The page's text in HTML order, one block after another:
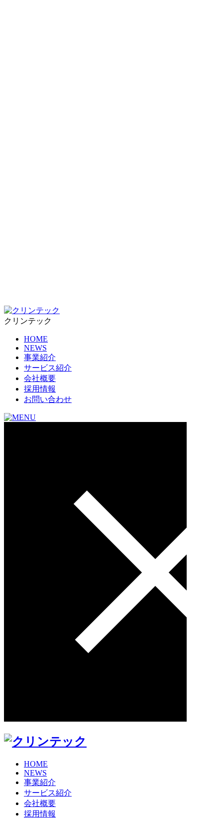
クリンテック
HOME
NEWS
事業紹介
サービス紹介
会社概要
採用情報
お問い合わせ
HOME
NEWS
事業紹介
サービス紹介
会社概要
採用情報